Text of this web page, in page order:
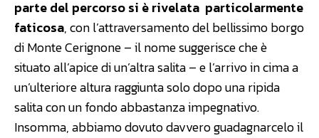
parte del percorso si è rivelata particolarmente
faticosa, con l’attraversamento del bellissimo borgo
di Monte Cerignone – il nome suggerisce che è
situato all’apice di un’altra salita – e l’arrivo in cima a
un’ulteriore altura raggiunta solo dopo una ripida
salita con un fondo abbastanza impegnativo.
Insomma, abbiamo dovuto davvero guadagnarcelo il